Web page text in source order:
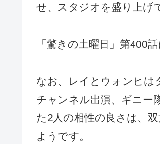
せ、スタジオを盛り上げ
「驚きの土曜日」第400
なお、レイとウォンヒは
チャンネル出演、ギニー
た2人の相性の良さは、
ようです。